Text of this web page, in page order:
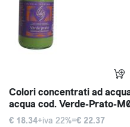
Colori concentrati ad
acqua cod. Verde-Prato-
€ 18.34+iva 22%=€ 22.37